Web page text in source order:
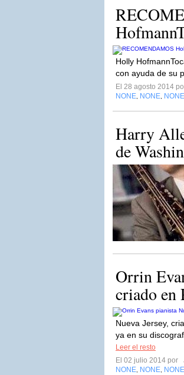
Holly
con ayuda de su
El 28 agosto 2014
NONE NONE NONE
Harry
de
Orrin
criado en
Nueva Jersey,
ya en su
Leer el resto
El 02 julio 2014 por
NONE NONE NONE